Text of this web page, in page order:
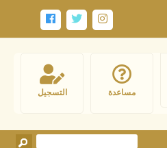
التسجيل مساعدة